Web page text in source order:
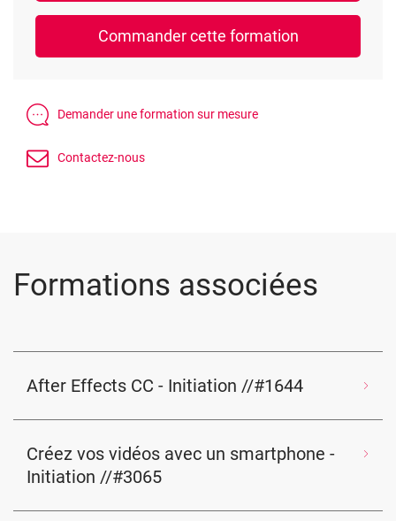
Formations associées
After Effects CC - Initiation //#1644
Créez vos vidéos avec un smartphone -
Initiation //#3065